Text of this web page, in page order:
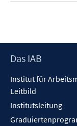
Footer
Das IAB
Institut für
Leitbild
Institutsleitung